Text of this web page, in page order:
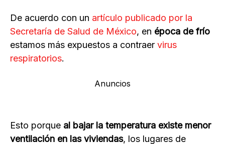
De acuerdo con un artículo publicado por la
Secretaría de Salud de México, en época de frío
estamos más expuestos a contraer virus
respiratorios.
Anuncios
Esto porque al bajar la temperatura existe menor
ventilación en las viviendas, los lugares de